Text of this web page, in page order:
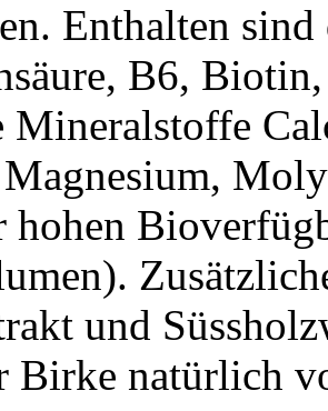
Enthalten
B6,
Mineralstoffe
hohen
und
Birke natürlich